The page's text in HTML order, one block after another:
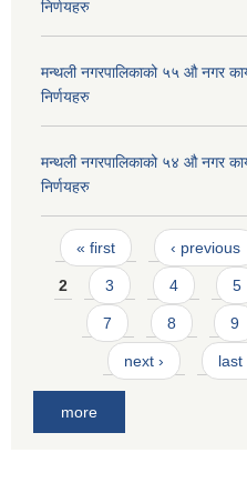
निर्णयहरु
मन्थली नगरपालिकाको ५५ औ नगर
निर्णयहरु
मन्थली नगरपालिकाको ५४ औ नगर
निर्णयहरु
Pages
« first ‹ previous
2 3 4 5
7 8 9
next › last
more